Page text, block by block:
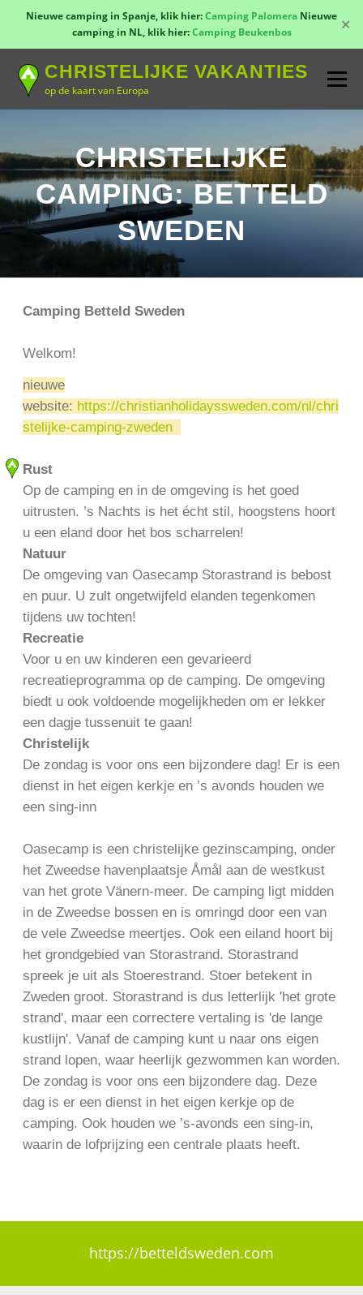
Nieuwe camping in Spanje, klik hier:Camping Palomera Nieuwe
camping in NL, klik hier:Camping Beukenbos ✕
inhoud
CHRISTELIJKE VAKANTIES
op de kaart van Europa
Menu
AANMELDEN GROEPSREIZEN KAMPEN
CHRISTELIJKE
CAMPING: BETTELD
SWEDEN
Camping Betteld Sweden
Welkom!
nieuwe
website: https://christianholidayssweden.com/nl/chri
stelijke-camping-zweden
Rust
Op de camping en in de omgeving is het goed
uitrusten. ’s Nachts is het écht stil, hoogstens hoort
u een eland door het bos scharrelen!
Natuur
De omgeving van Oasecamp Storastrand is bebost
en puur. U zult ongetwijfeld elanden tegenkomen
tijdens uw tochten!
Recreatie
Voor u en uw kinderen een gevarieerd
recreatieprogramma op de camping. De omgeving
biedt u ook voldoende mogelijkheden om er lekker
een dagje tussenuit te gaan!
Christelijk
De zondag is voor ons een bijzondere dag! Er is een
dienst in het eigen kerkje en ’s avonds houden we
een sing-inn
Oasecamp is een christelijke gezinscamping, onder
het Zweedse havenplaatsje Åmål aan de westkust
van het grote Vänern-meer. De camping ligt midden
in de Zweedse bossen en is omringd door een van
de vele Zweedse meertjes. Ook een eiland hoort bij
het grondgebied van Storastrand. Storastrand
spreek je uit als Stoerestrand. Stoer betekent in
Zweden groot. Storastrand is dus letterlijk 'het grote
strand', maar een correctere vertaling is 'de lange
kustlijn'. Vanaf de camping kunt u naar ons eigen
strand lopen, waar heerlijk gezwommen kan worden.
De zondag is voor ons een bijzondere dag. Deze
dag is er een dienst in het eigen kerkje op de
camping. Ook houden we ’s-avonds een sing-in,
waarin de lofprijzing een centrale plaats heeft.
https://betteldsweden.com